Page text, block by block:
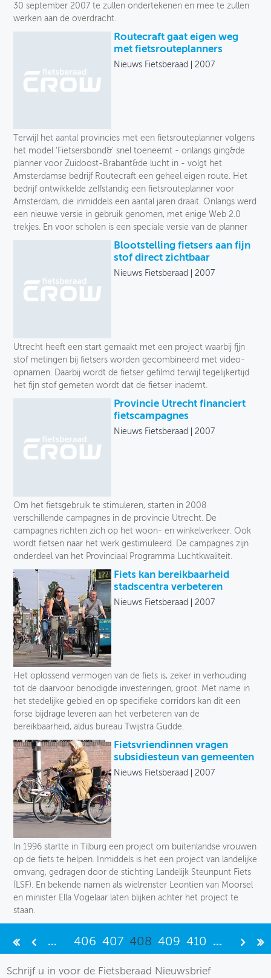
Schrijf u in voor de Fietsberaad Nieuwsbrief
30 september 2007 te zullen ondertekenen en mee te zullen
werken aan de overdracht.
Routecraft gaat eigen weg
met fietsrouteplanners
Nieuws Fietsberaad 2007
Terwijl het aantal provincies met een fietsrouteplanner volgens
het model ‘Fietsersbond&' snel toeneemt - onlangs ging&de
planner voor Zuidoost-Brabant&de lucht in - volgt het
Amsterdamse bedrijf Routecraft een geheel eigen route. Het
bedrijf ontwikkelde zelfstandig een fietsrouteplanner voor
Amsterdam, die inmiddels een aantal jaren draait. Onlangs werd
een nieuwe versie in gebruik genomen, met enige Web 2.0
trekjes. En voor scholen is een speciale versie van de planner
Blootstelling fietsers aan fijn
stof direct zichtbaar
Nieuws Fietsberaad 2007
Utrecht heeft een start gemaakt met een project waarbij fjjn
stof metingen bij fietsers worden gecombineerd met video-
opnamen. Daarbij wordt de fietser gefilmd terwijl tegelijkertijd
het fijn stof gemeten wordt dat de fietser inademt.
Provincie Utrecht financiert
fietscampagnes
Nieuws Fietsberaad 2007
Om het fietsgebruik te stimuleren, starten in 2008
verschillende campagnes in de provincie Utrecht. De
campagnes richten zich op het woon- en winkelverkeer. Ook
wordt fietsen naar het werk gestimuleerd. De campagnes zijn
onderdeel van het Provinciaal Programma Luchtkwaliteit.
Fiets kan bereikbaarheid
stadscentra verbeteren
Nieuws Fietsberaad 2007
Het oplossend vermogen van de fiets is, zeker in verhouding
tot de daarvoor benodigde investeringen, groot. Met name in
het stedelijke gebied en op specifieke corridors kan dit een
forse bijdrage leveren aan het verbeteren van de
bereikbaarheid, aldus bureau Twijstra Gudde.
Fietsvriendinnen vragen
subsidiesteun van gemeenten
Nieuws Fietsberaad 2007
In 1996 startte in Tilburg een project om buitenlandse vrouwen
op de fiets te helpen. Inmiddels is het een project van landelijke
omvang, gedragen door de stichting Landelijk Steunpunt Fiets
(LSF). En bekende namen als wielrenster Leontien van Moorsel
en minister Ella Vogelaar laten blijken achter het project te
staan.
... 406 407 408 409 410 ...